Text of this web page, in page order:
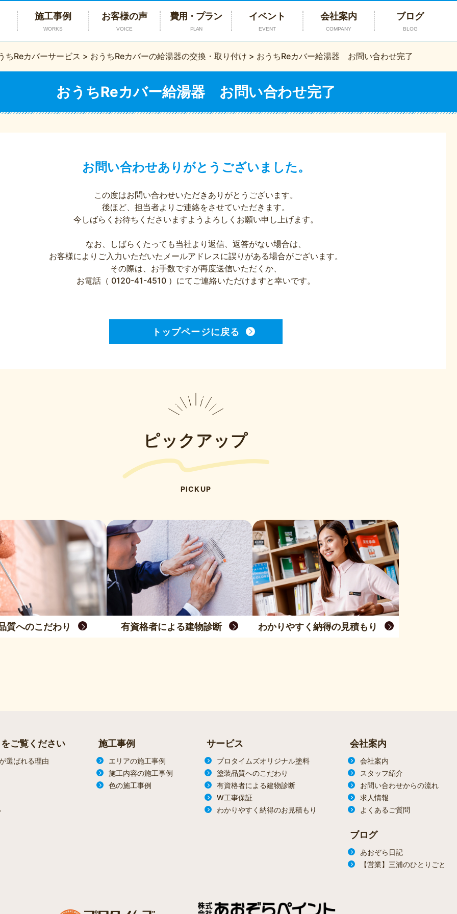
施工事例
WORKS
お客様の声
VOICE
費用・プラン
PLAN
イベント
EVENT
会社案内
COMPANY
ブログ
BLOG
ちReカバーサービス > おうちReカバーの給湯器の交換・取り付け > おうちReカバー給湯器 お問い合わせ完了
おうちReカバー給湯器 お問い合わせ完了
お問い合わせありがとうございました。
この度はお問い合わせいただきありがとうございます。
後ほど、担当者よりご連絡をさせていただきます。
今しばらくお待ちくださいますようよろしくお願い申し上げます。
なお、しばらくたっても当社より返信、返答がない場合は、
お客様によりご入力いただいたメールアドレスに誤りがある場合がございます。
その際は、お手数ですが再度送信いただくか、
お電話（ 0120-41-4510 ）にてご連絡いただけますと幸いです。
トップページに戻る
ピックアップ
PICKUP
質へのこだわり 有資格者による建物診断 わかりやすく納得の見積もり
ご覧ください
選ばれる理由
施工事例
エリアの施工事例
施工内容の施工事例
色の施工事例
サービス
プロタイムズオリジナル塗料
塗装品質へのこだわり
有資格者による建物診断
W工事保証
わかりやすく納得のお見積もり
会社案内
会社案内
スタッフ紹介
お問い合わせからの流れ
求人情報
よくあるご質問
ブログ
あおぞら日記
【営業】三浦のひとりごと